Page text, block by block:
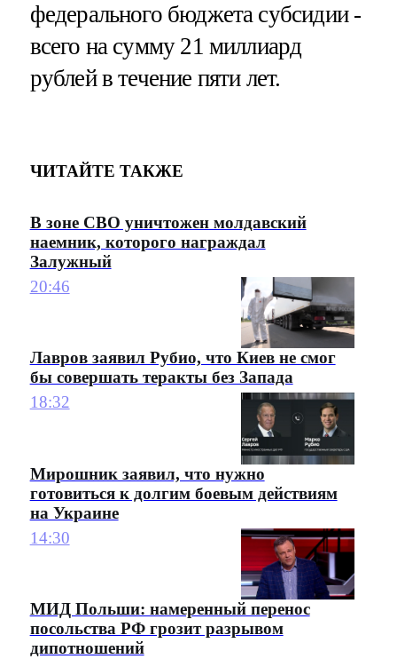
федерального бюджета субсидии -
всего на сумму 21 миллиард
рублей в течение пяти лет.
ЧИТАЙТЕ ТАКЖЕ
В зоне СВО уничтожен молдавский
наемник, которого награждал
Залужный
20:46
Лавров заявил Рубио, что Киев не смог
бы совершать теракты без Запада
18:32
Мирошник заявил, что нужно
готовиться к долгим боевым действиям
на Украине
14:30
МИД Польши: намеренный перенос
посольства РФ грозит разрывом
дипотношений